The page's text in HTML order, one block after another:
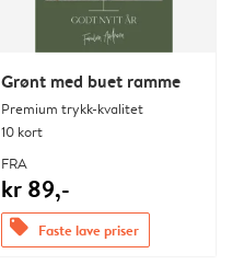
Grønt med buet ramme
Premium trykk-kvalitet
10 kort
FRA
kr 89,-
offers Faste lave priser